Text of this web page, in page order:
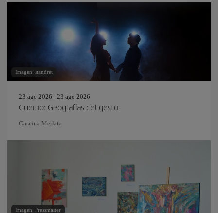
Imagen: standret
23 ago 2026 - 23 ago 2026
Cuerpo: Geografías del gesto
Cascina Merlata
Imagen: Pressmaster